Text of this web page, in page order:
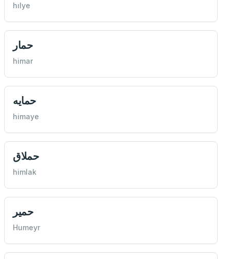
hılye
حمار
himar
حمايه
himaye
حملاق
himlak
حمير
Humeyr